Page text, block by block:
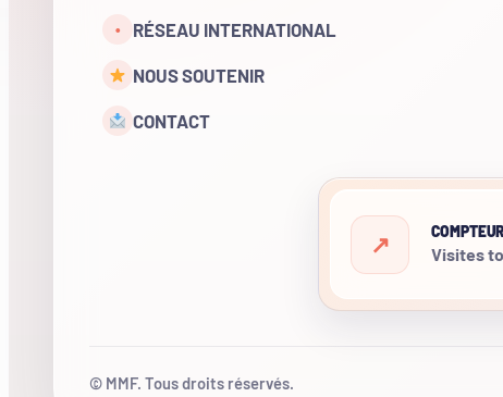
• RÉSEAU INTERNATIONAL
NOUS SOUTENIR
CONTACT
COMPTEUR
Visites
© MMF. Tous droits réservés.